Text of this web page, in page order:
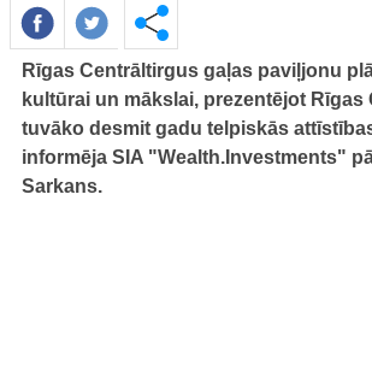
Rīgas Centrāltirgus gaļas paviļjonu
kultūrai un mākslai, prezentējot Rīgas
tuvāko desmit gadu telpiskās
informēja SIA "Wealth.Investments"
Sarkans.